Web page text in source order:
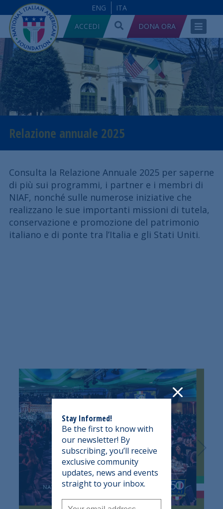
ENG
ITA
ACCEDI
DONA ORA
Relazione annuale 2025
Consulta la Relazione Annuale 2025 per saperne
di più sui programmi, i partner e i membri di
NIAF, nonché sulle numerose iniziative che
realizzano le sue importanti missioni di tutela,
conservazione e promozione del patrimonio
italiano e di ponte tra l’Italia e gli Stati Uniti.
Stay Informed!
Be the first to know with
our newsletter! By
subscribing, you’ll receive
exclusive community
updates, news and events
straight to your inbox.